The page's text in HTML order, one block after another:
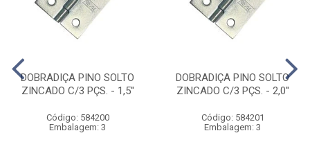
DOBRADIÇA PINO SOLTO
ZINCADO C/3 PÇS. - 1,5''
Código: 584200
Embalagem: 3
DOBRADIÇA PINO SOLTO
ZINCADO C/3 PÇS. - 2,0''
Código: 584201
Embalagem: 3